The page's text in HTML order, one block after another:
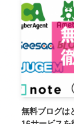
無料ブログは